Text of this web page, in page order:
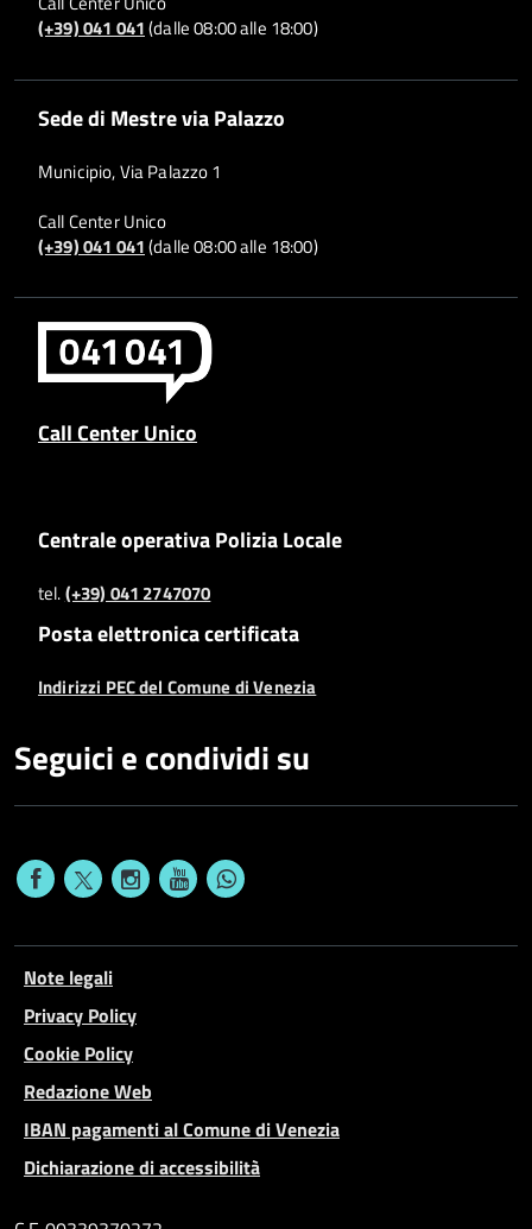
(+39) 041 041(dalle 08:00 alle 18:00)
Sede di Mestre via Palazzo
Municipio, Via Palazzo 1
Call Center Unico
(+39) 041 041(dalle 08:00 alle 18:00)
Call Center Unico
Centrale operativa Polizia Locale
tel.(+39) 041 2747070
Posta elettronica certificata
Indirizzi PEC del Comune di Venezia
Seguici e condividi su
Note legali
Privacy Policy
Cookie Policy
Redazione Web
IBAN pagamenti al Comune di Venezia
Dichiarazione di accessibilità